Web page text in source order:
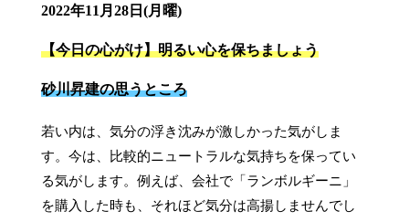
2022年11月28日(月曜)
【今日の心がけ】明るい心を保ちましょう
砂川昇建の思うところ
若い内は、気分の浮き沈みが激しかった気がしま
す。今は、比較的ニュートラルな気持ちを保ってい
る気がします。例えば、会社で「ランボルギーニ」
を購入した時も、それほど気分は高揚しませんでし